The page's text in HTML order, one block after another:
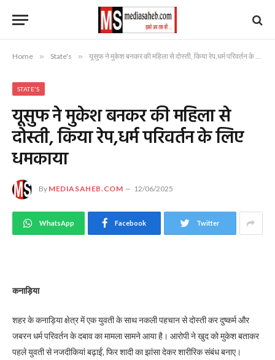
Home » State's » यूसुफ ने मुकेश बनकर की महिला से दोस्ती, किया रेप,धर्म परिवर्तन के लिए धमकाया
STATE'S
यूसुफ ने मुकेश बनकर की महिला से
दोस्ती, किया रेप,धर्म परिवर्तन के लिए
धमकाया
By MEDIASAHEB.COM 12/06/2025
WhatsApp Facebook Twitter
कनाड़िया
शहर के कनाड़िया क्षेत्र में एक युवती के साथ नकली पहचान से दोस्ती कर दुष्कर्म और
जबरन धर्म परिवर्तन के दबाव का मामला सामने आया है। आरोपी ने खुद को मुकेश बताकर
पहले युवती से नजदीकियां बढ़ाईं, फिर शादी का झांसा देकर शारीरिक संबंध बनाए।